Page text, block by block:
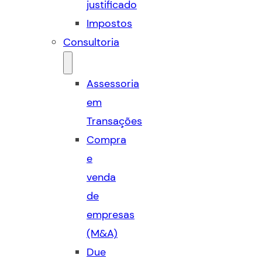
justificado
Impostos
Consultoria
Assessoria
em
Transações
Compra
e
venda
de
empresas
(M&A)
Due